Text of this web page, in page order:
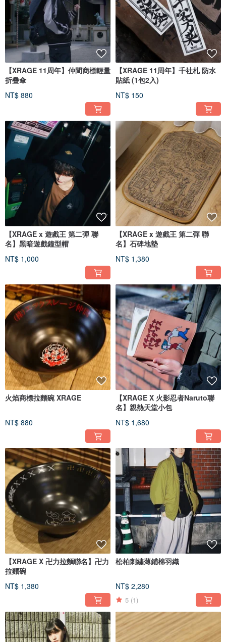
【XRAGE 11周年】仲間商標輕量
折疊傘
NT$ 880
【XRAGE 11周年】千社札 防水
貼紙 (1包2入)
NT$ 150
【XRAGE x 遊戲王 第二彈 聯
名】黑暗遊戲鐘型帽
NT$ 1,000
【XRAGE x 遊戲王 第二彈 聯
名】石碑地墊
NT$ 1,380
火焰商標拉麵碗 XRAGE
NT$ 880
【XRAGE X 火影忍者Naruto聯
名】親熱天堂小包
NT$ 1,680
【XRAGE X 卍力拉麵聯名】卍力
拉麵碗
NT$ 1,380
松柏刺繡薄鋪棉羽織
NT$ 2,280
5 (1)